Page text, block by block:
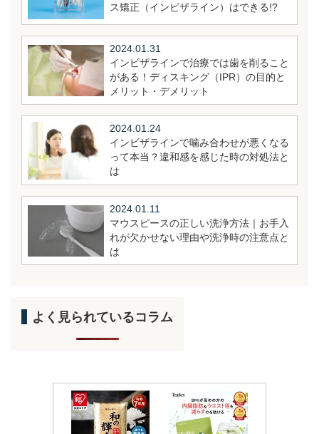
ス矯正（インビザライン）はできる!?
2024.01.31
インビザラインで治療では歯を削ること
がある！ディスキング（IPR）の目的と
メリット・デメリット
2024.01.24
インビザラインで噛み合わせが悪くなる
って本当？違和感を感じた時の対処法と
は
2024.01.11
マウスピースの正しい洗浄方法｜お手入
れが欠かせない理由や洗浄時の注意点と
は
よく見られているコラム